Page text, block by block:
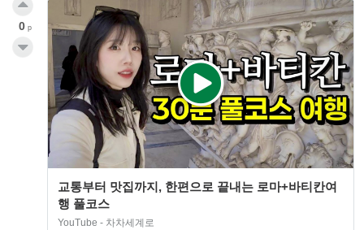
교통부터 맛집까지, 한편으로 끝내는 로마+바티칸여
행 풀코스
YouTube - 차차세계로
0 p